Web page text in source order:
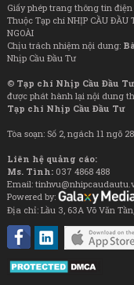
Giấy phép trang thông tin
Thuộc Tạp chí NHỊP CẦU ĐẦU
NGOÀI
Chịu trách nhiệm nội dung:
Nhịp Cầu Đầu Tư
© Tạp chí Nhịp Cầu Đầu Tư
được phát hành lại nội dung
Tạp chí Nhịp Cầu Đầu Tư
Tòa soạn: Số 2, ngách 11 ngõ
Liên hệ quảng cáo:
Ms. Tình: 037 4868 488
Email:
Powered by:
Địa chỉ: Lầu 3, 63A Võ Văn